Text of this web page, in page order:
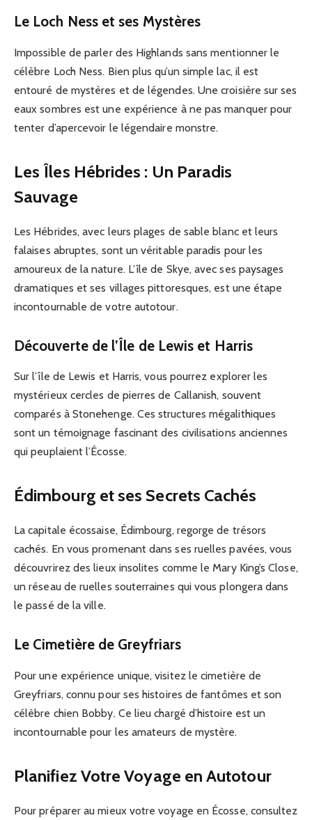
Le Loch Ness et ses Mystères
Impossible de parler des Highlands sans mentionner le
célèbre Loch Ness. Bien plus qu’un simple lac, il est
entouré de mystères et de légendes. Une croisière sur ses
eaux sombres est une expérience à ne pas manquer pour
tenter d’apercevoir le légendaire monstre.
Les Îles Hébrides : Un Paradis
Sauvage
Les Hébrides, avec leurs plages de sable blanc et leurs
falaises abruptes, sont un véritable paradis pour les
amoureux de la nature. L’île de Skye, avec ses paysages
dramatiques et ses villages pittoresques, est une étape
incontournable de votre autotour.
Découverte de l’Île de Lewis et Harris
Sur l’île de Lewis et Harris, vous pourrez explorer les
mystérieux cercles de pierres de Callanish, souvent
comparés à Stonehenge. Ces structures mégalithiques
sont un témoignage fascinant des civilisations anciennes
qui peuplaient l’Écosse.
Édimbourg et ses Secrets Cachés
La capitale écossaise, Édimbourg, regorge de trésors
cachés. En vous promenant dans ses ruelles pavées, vous
découvrirez des lieux insolites comme le Mary King’s Close,
un réseau de ruelles souterraines qui vous plongera dans
le passé de la ville.
Le Cimetière de Greyfriars
Pour une expérience unique, visitez le cimetière de
Greyfriars, connu pour ses histoires de fantômes et son
célèbre chien Bobby. Ce lieu chargé d’histoire est un
incontournable pour les amateurs de mystère.
Planifiez Votre Voyage en Autotour
Pour préparer au mieux votre voyage en Écosse, consultez